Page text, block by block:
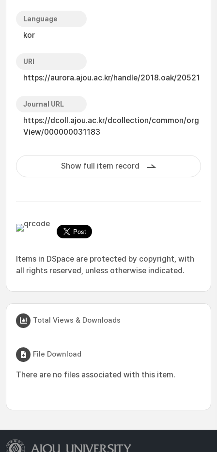
Language
kor
URI
https://aurora.ajou.ac.kr/handle/2018.oak/20521
Journal URL
https://dcoll.ajou.ac.kr/dcollection/common/org
View/000000031183
Show full item record
Items in DSpace are protected by copyright, with
all rights reserved, unless otherwise indicated.
Total Views & Downloads
File Download
There are no files associated with this item.